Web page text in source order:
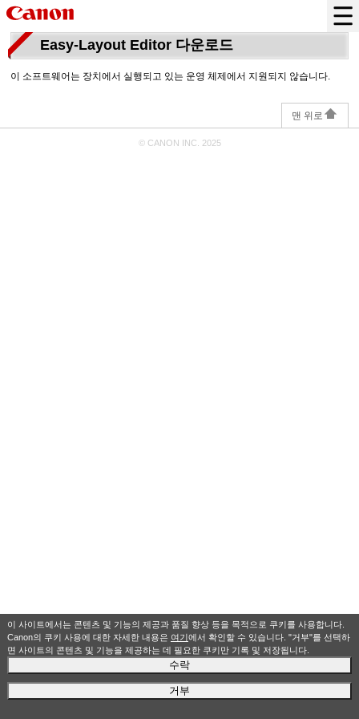
이 사이트에서는 콘텐츠 및 기능의 제공과 품질 향상 등을 목적으로 쿠키를 사용합니다.
Canon의 쿠키 사용에 대한 자세한 내용은 여기에서 확인할 수 있습니다. "거부"를 선택하
면 사이트의 콘텐츠 및 기능을 제공하는 데 필요한 쿠키만 기록 및 저장됩니다.
수락
거부
Easy-Layout Editor 다운로드
이 소프트웨어는 장치에서 실행되고 있는 운영 체제에서 지원되지 않습니다.
맨 위로
© CANON INC. 2025